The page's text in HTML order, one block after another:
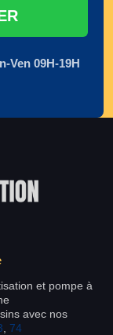
Ven 09H-19H
et pompe à
avec nos
74